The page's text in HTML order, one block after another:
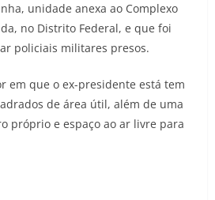
unidade anexa ao Complexo
no Distrito Federal, e que foi
policiais militares presos.
em que o ex-presidente está tem
de área útil, além de uma
próprio e espaço ao ar livre para